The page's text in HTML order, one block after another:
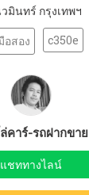
มินทร์ กรุงเทพฯ
อสอง c350e
คาร์-รถฝากขาย
แชททางไลน์